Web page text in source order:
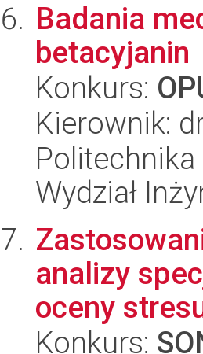
Badania
betacyjanin
Konkurs:
Kierownik:
Wydział
analizy
oceny
Konkurs: